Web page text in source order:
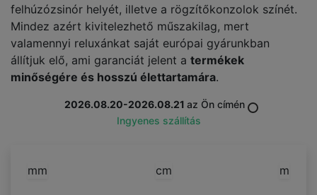
felhúzózsinór helyét, illetve a rögzítőkonzolok színét.
Mindez azért kivitelezhető műszakilag, mert
valamennyi reluxánkat saját európai gyárunkban
állítjuk elő, ami garanciát jelent a termékek
minőségére és hosszú élettartamára.
2026.08.20-2026.08.21 az Ön címén
Ingyenes szállítás
mm cm m